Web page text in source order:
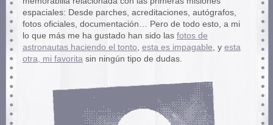
espaciales: Desde parches, acreditaciones, autógrafos,
fotos oficiales, documentación… Pero de todo esto, a mi
lo que más me ha gustado han sido las fotos de
astronautas haciendo el tonto esta es impagable , y esta
otra, mi favorita sin ningún tipo de dudas.